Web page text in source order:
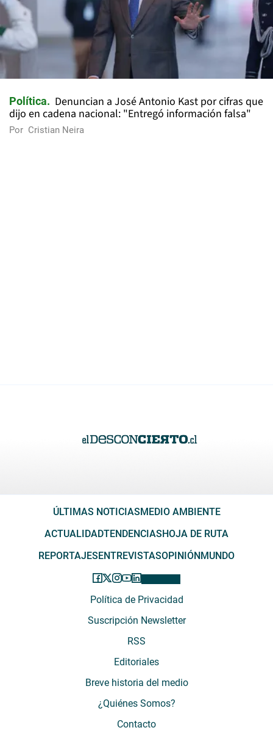
Política
Denuncian a José Antonio Kast por cifras que
dijo en cadena nacional: "Entregó información falsa"
Por Cristian Neira
ÚLTIMAS NOTICIASMEDIO AMBIENTE
ACTUALIDADTENDENCIASHOJA DE RUTA
REPORTAJESENTREVISTASOPINIÓNMUNDO
Política de Privacidad
Suscripción Newsletter
RSS
Editoriales
Breve historia del medio
¿Quiénes Somos?
Contacto